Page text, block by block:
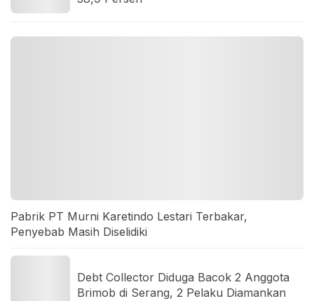
Pabrik PT Murni Karetindo Lestari Terbakar,
Penyebab Masih Diselidiki
Debt Collector Diduga Bacok 2 Anggota
Brimob di Serang, 2 Pelaku Diamankan